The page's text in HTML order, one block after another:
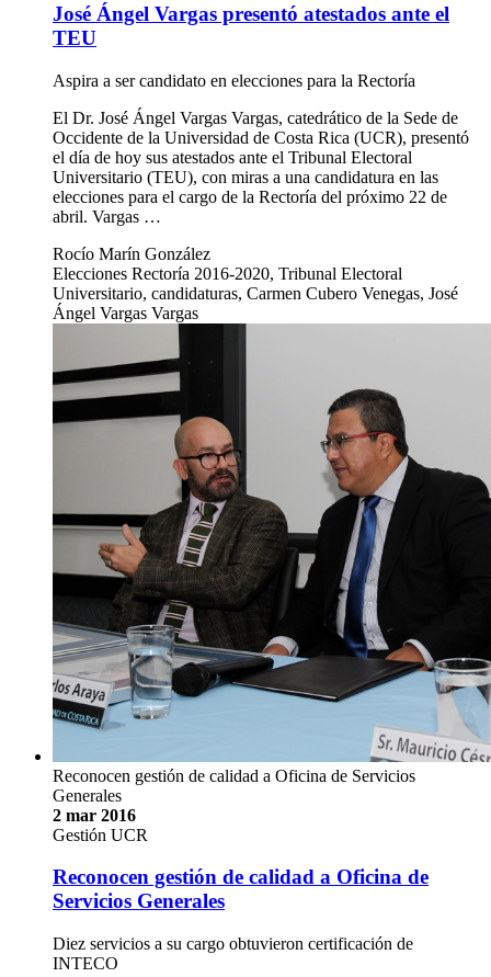
José Ángel Vargas presentó atestados ante el
TEU
Aspira a ser candidato en elecciones para la Rectoría
El Dr. José Ángel Vargas Vargas, catedrático de la Sede de
Occidente de la Universidad de Costa Rica (UCR), presentó
el día de hoy sus atestados ante el Tribunal Electoral
Universitario (TEU), con miras a una candidatura en las
elecciones para el cargo de la Rectoría del próximo 22 de
abril. Vargas …
Rocío Marín González
Elecciones Rectoría 2016-2020, Tribunal Electoral
Universitario, candidaturas, Carmen Cubero Venegas, José
Ángel Vargas Vargas
Reconocen gestión de calidad a Oficina de Servicios
Generales
2 mar 2016
Gestión UCR
Reconocen gestión de calidad a Oficina de
Servicios Generales
Diez servicios a su cargo obtuvieron certificación de
INTECO